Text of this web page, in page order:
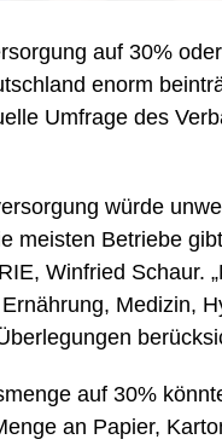
auf 30%
enorm
Umfra­ge des
wür­de
meis­ten Betrie­be
Win­fried Schaur.
Medi­zin,
auf 30%
an Papier,